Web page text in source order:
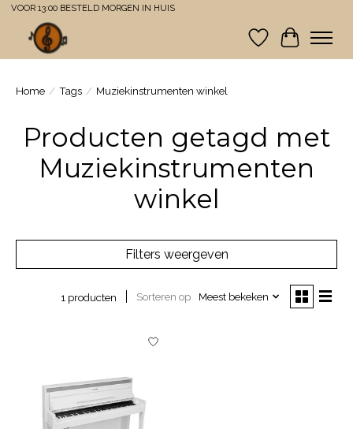
VOOR 13:00 BESTELD MORGEN IN HUIS
Verlanglijst
Home / Tags / Muziekinstrumenten winkel
Producten getagd met
Muziekinstrumenten
winkel
Filters weergeven
1 producten Sorteren op Meest bekeken